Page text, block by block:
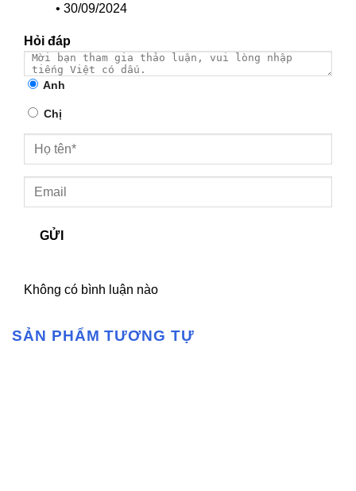
• 30/09/2024
Hỏi đáp
Anh
Chị
GỬI
Không có bình luận nào
SẢN PHẨM TƯƠNG TỰ